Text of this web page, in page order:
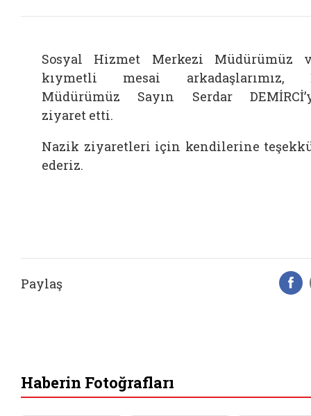
Sosyal Hizmet Merkezi Müdürümüz
kıymetli mesai arkadaşlarımız,
Müdürümüz Sayın Serdar
ziyaret etti.
Nazik ziyaretleri için kendilerine
ederiz.
Paylaş
Haberin Fotoğrafları